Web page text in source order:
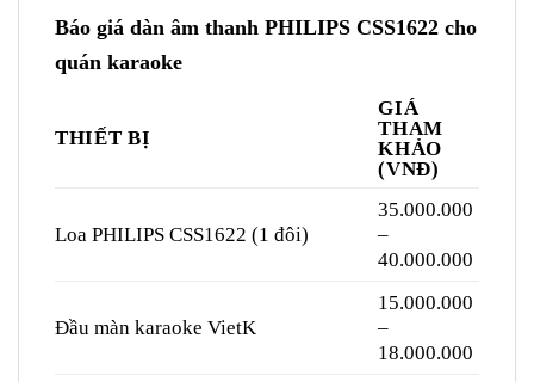
Báo giá dàn âm thanh PHILIPS CSS1622 cho
quán karaoke
THIẾT BỊ
GIÁ
THAM
KHẢO
(VNĐ)
Loa PHILIPS CSS1622 (1 đôi)
35.000.000
–
40.000.000
Đầu màn karaoke VietK
15.000.000
–
18.000.000